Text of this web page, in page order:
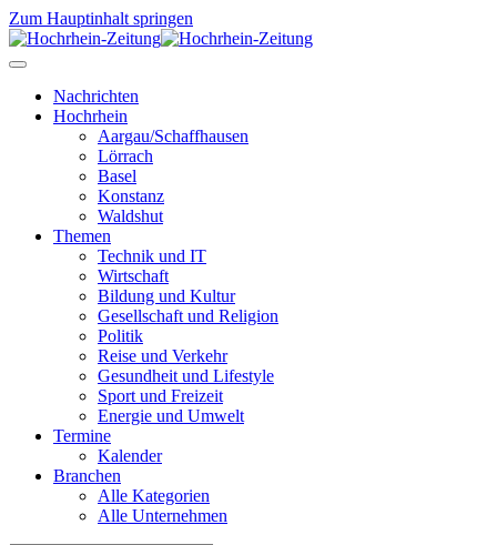
Zum Hauptinhalt springen
Nachrichten
Hochrhein
Aargau/Schaffhausen
Lörrach
Basel
Konstanz
Waldshut
Themen
Technik und IT
Wirtschaft
Bildung und Kultur
Gesellschaft und Religion
Politik
Reise und Verkehr
Gesundheit und Lifestyle
Sport und Freizeit
Energie und Umwelt
Termine
Kalender
Branchen
Alle Kategorien
Alle Unternehmen